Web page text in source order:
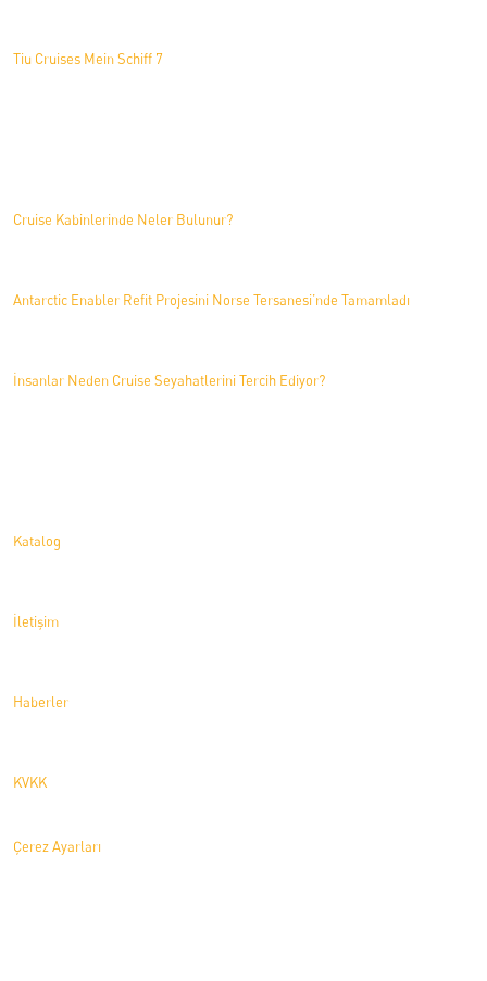
Tiu Cruises Mein Schiff 7
Cruise Kabinlerinde Neler Bulunur?
Antarctic Enabler Refit Projesini Norse Tersanesi’nde Tamamladı
İnsanlar Neden Cruise Seyahatlerini Tercih Ediyor?
Katalog
İletişim
Haberler
KVKK
Çerez Ayarları